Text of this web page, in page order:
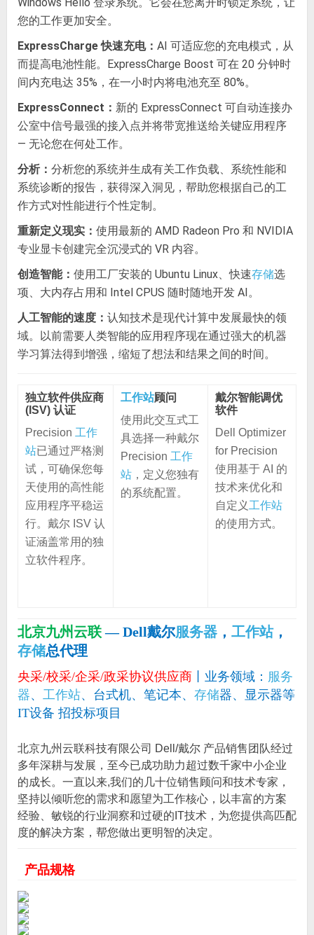
您的工作更加安全。
ExpressCharge 快速充电： AI 可适应您的充电模式，从
而提高电池性能。ExpressCharge Boost 可在 20 分钟时
间内充电达 35%，在一小时内将电池充至 80%。
ExpressConnect： 新的 ExpressConnect 可自动连接办
公室中信号最强的接入点并将带宽推送给关键应用程序
— 无论您在何处工作。
分析： 分析您的系统并生成有关工作负载、系统性能和
系统诊断的报告，获得深入洞见，帮助您根据自己的工
作方式对性能进行个性定制。
重新定义现实： 使用最新的 AMD Radeon Pro 和 NVIDIA
专业显卡创建完全沉浸式的 VR 内容。
创造智能： 使用工厂安装的 Ubuntu Linux、快速存储选
项、大内存占用和 Intel CPUS 随时随地开发 AI。
人工智能的速度： 认知技术是现代计算中发展最快的领
域。以前需要人类智能的应用程序现在通过强大的机器
学习算法得到增强，缩短了想法和结果之间的时间。
独立软件供应商
(ISV) 认证
Precision 工作
站已通过严格测
试，可确保您每
天使用的高性能
应用程序平稳运
行。戴尔 ISV 认
证涵盖常用的独
立软件程序。
工作站顾问
使用此交互式工
具选择一种戴尔
Precision 工作
站，定义您独有
的系统配置。
戴尔智能调优
软件
Dell Optimizer
for Precision
使用基于 AI 的
技术来优化和
自定义 工作站
的使用方式。
北京九州云联— Dell戴尔服务器， 工作站，
存储总代理
央采/校采/企采/政采协议供应商丨业务领域： 服务
器、 工作站、台式机、笔记本、 存储器、显示器等
IT设备 招投标项目
北京九州云联科技有限公司 Dell/戴尔 产品销售团队经过
多年深耕与发展，至今已成功助力超过数千家中小企业
的成长。一直以来,我们的几十位销售顾问和技术专家，
坚持以倾听您的需求和愿望为工作核心，以丰富的方案
经验、敏锐的行业洞察和过硬的IT技术，为您提供高匹配
度的解决方案，帮您做出更明智的决定。
产品规格